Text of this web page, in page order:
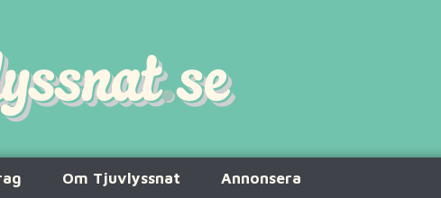
Om Tjuvlyssnat Annonsera